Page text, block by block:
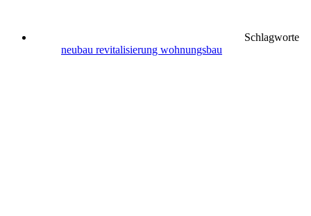
Schlagworte
neubau revitalisierung wohnungsbau